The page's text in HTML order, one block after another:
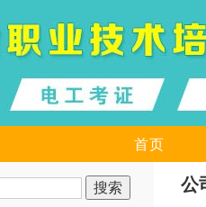
首页
公